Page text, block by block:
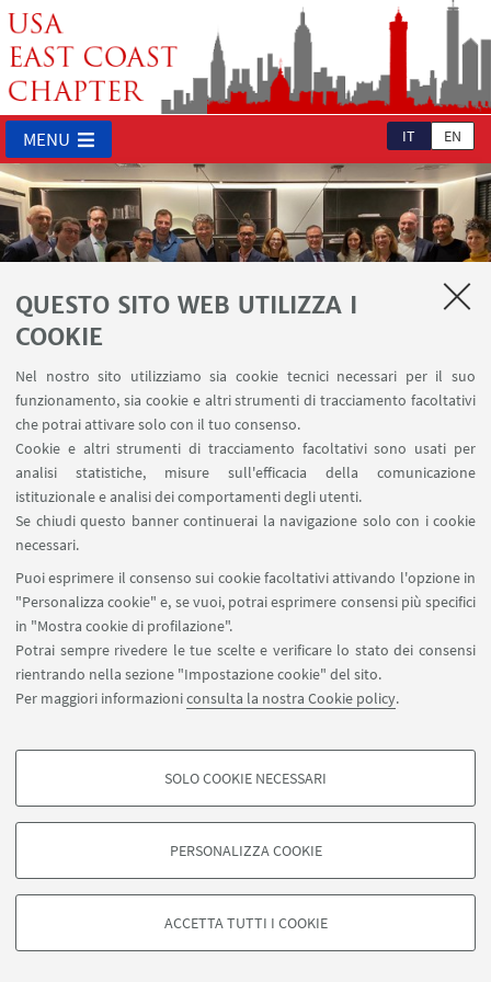
QUESTO SITO WEB UTILIZZA I
COOKIE
Nel nostro sito utilizziamo sia cookie tecnici necessari per il suo
funzionamento, sia cookie e altri strumenti di tracciamento facoltativi
che potrai attivare solo con il tuo consenso.
Cookie e altri strumenti di tracciamento facoltativi sono usati per
analisi statistiche, misure sull'efficacia della comunicazione
istituzionale e analisi dei comportamenti degli utenti.
Se chiudi questo banner continuerai la navigazione solo con i cookie
necessari.
Puoi esprimere il consenso sui cookie facoltativi attivando l'opzione in
"Personalizza cookie" e, se vuoi, potrai esprimere consensi più specifici
in "Mostra cookie di profilazione".
Potrai sempre rivedere le tue scelte e verificare lo stato dei consensi
rientrando nella sezione "Impostazione cookie" del sito.
Per maggiori informazioniconsulta la nostra Cookie policy.
COOKIE DI PROFILAZIONE - FACOLTATIVI
degli utenti, creare profili in base al loro comportamento sul sito, per analisi
di marketing.
Google/Youtube Video
SOLO COOKIE NECESSARI
PERSONALIZZA COOKIE
ACCETTA TUTTI I COOKIE
IT EN
MENU
Incontro tra Unibo e il gruppo Alumni - 24
Novembre 2019
Firma del protocollo d'intesa tra l'Alma
Mater e l'Associazione “Bologna Alumni
USA East Coast Chapter”
Play
©Copyright 2026 - ALMA MATER STUDIORUM - Università di
Privacy- Note legali-Impostazioni Cookie